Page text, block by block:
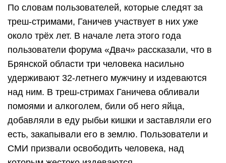
По словам пользователей, которые следят за
треш-стримами, Ганичев участвует в них уже
около трёх лет. В начале лета этого года
пользователи форума «Двач» рассказали, что в
Брянской области три человека насильно
удерживают 32-летнего мужчину и издеваются
над ним. В треш-стримах Ганичева обливали
помоями и алкоголем, били об него яйца,
добавляли в еду рыбьи кишки и заставляли его
есть, закапывали его в землю. Пользователи и
СМИ призвали освободить человека, над